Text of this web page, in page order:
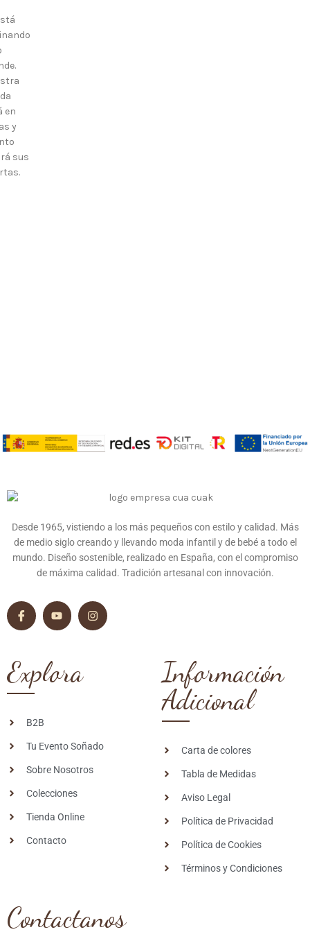
en
y
sus
Desde 1965, vistiendo a los más pequeños con estilo y calidad. Más
de medio siglo creando y llevando moda infantil y de bebé a todo el
mundo. Diseño sostenible, realizado en España, con el compromiso
de máxima calidad. Tradición artesanal con innovación.
Explora
B2B
Tu Evento Soñado
Sobre Nosotros
Colecciones
Tienda Online
Contacto
Información
Adicional
Carta de colores
Tabla de Medidas
Aviso Legal
Política de Privacidad
Política de Cookies
Términos y Condiciones
Contactanos